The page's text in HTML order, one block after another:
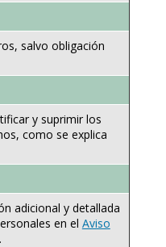
salvo obligación
y suprimir los
como se explica
adicional y detallada
en el Aviso
.